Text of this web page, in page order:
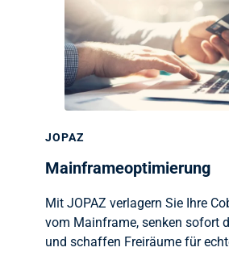
JOPAZ
Mainframeoptimierung
Mit JOPAZ verlagern Sie Ihre
vom Mainframe, senken sofort
und schaffen Freiräume für